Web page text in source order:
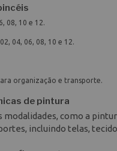
08, 10 e 12.
04, 06, 08, 10 e 12.
organização e transporte.
de pintura
como a
incluindo telas,